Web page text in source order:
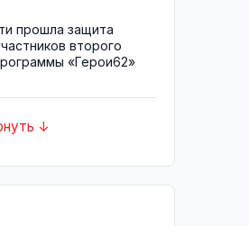
прошла защита
второго
«Герои62»
↓